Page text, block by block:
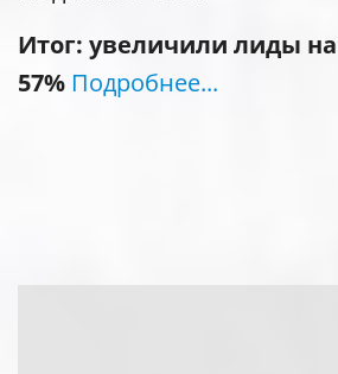
Итог: увеличили лиды на
57% Подробнее...